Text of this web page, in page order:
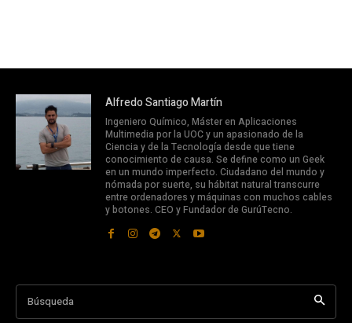
Alfredo Santiago Martín
Ingeniero Químico, Máster en Aplicaciones
Multimedia por la UOC y un apasionado de la
Ciencia y de la Tecnología desde que tiene
conocimiento de causa. Se define como un Geek
en un mundo imperfecto. Ciudadano del mundo y
nómada por suerte, su hábitat natural transcurre
entre ordenadores y máquinas con muchos cables
y botones. CEO y Fundador de GurúTecno.
Búsqueda